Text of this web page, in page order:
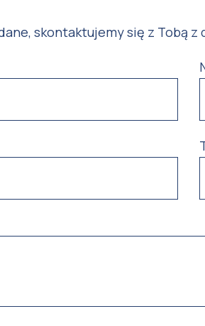
skontaktujemy się z Tobą